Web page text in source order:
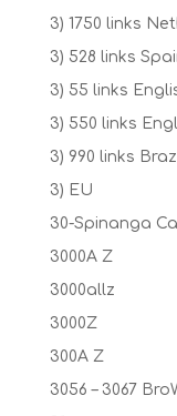
3) 1750 links
3) 528 links
3) 55 links
3) 550 links
3) 990 links
3) EU
30-Spinanga
3000A Z
3000allz
3000Z
300A Z
3056 – 3067